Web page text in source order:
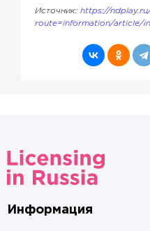
Источник: https://
route=information/article/
Информация